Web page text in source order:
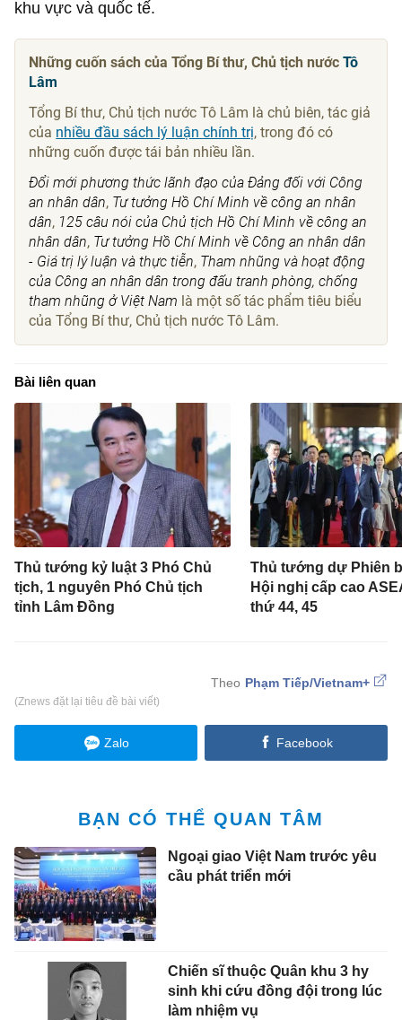
khu vực và quốc tế.
Những cuốn sách của Tổng Bí thư, Chủ tịch nướcTô
Lâm
Tổng Bí thư, Chủ tịch nước Tô Lâm là chủ biên, tác giả
của nhiều đầu sách lý luận chính trị, trong đó có
những cuốn được tái bản nhiều lần.
Đổi mới phương thức lãnh đạo của Đảng đối với Công
an nhân dân, Tư tưởng Hồ Chí Minh về công an nhân
dân, 125 câu nói của Chủ tịch Hồ Chí Minh về công an
nhân dân, Tư tưởng Hồ Chí Minh về Công an nhân dân
- Giá trị lý luận và thực tiễn, Tham nhũng và hoạt động
của Công an nhân dân trong đấu tranh phòng, chống
tham nhũng ở Việt Nam là một số tác phẩm tiêu biểu
của Tổng Bí thư, Chủ tịch nước Tô Lâm.
Bài liên quan
Thủ tướng kỷ luật 3 Phó Chủ
tịch, 1 nguyên Phó Chủ tịch
tỉnh Lâm Đồng
Thủ tướng dự Phiên
Hội nghị cấp cao
thứ 44, 45
Phạm Tiếp/Vietnam+
(Znews đặt lại tiêu đề bài viết)
Zalo Facebook
BẠN CÓ THỂ QUAN TÂM
Ngoại giao Việt Nam trước yêu
cầu phát triển mới
Chiến sĩ thuộc Quân khu 3 hy
sinh khi cứu đồng đội trong lúc
làm nhiệm vụ